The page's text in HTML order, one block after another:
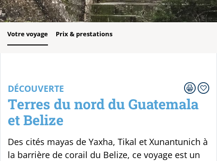
Votre voyage Prix & prestations
DÉCOUVERTE
Terres du nord du Guatemala
et Belize
Des cités mayas de Yaxha, Tikal et Xunantunich à
la barrière de corail du Belize, ce voyage est un